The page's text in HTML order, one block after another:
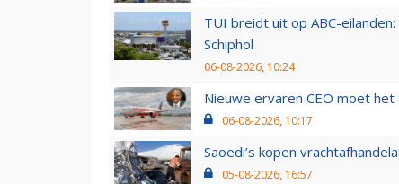
TUI breidt uit op ABC-
Schiphol
06-08-2026, 10:24
Nieuwe ervaren CEO moet
06-08-2026, 10:17
Saoedi’s kopen
05-08-2026, 16:57